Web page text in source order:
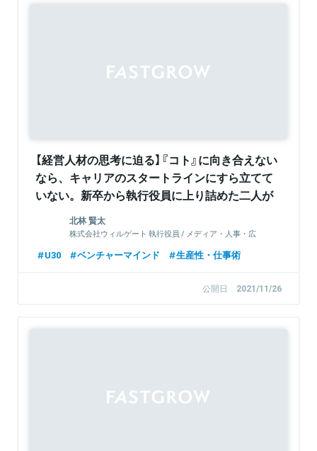
【経営人材の思考に迫る】『コト』に向き合えない
なら、キャリアのスタートラインにすら立てて
いない。新卒から執行役員に上り詰めた二人が
語る、働く上で、成果を出すことより重要な事
北林 賢太
株式会社ウィルゲート 執行役員 / メディア・人事・広
U30 ベンチャーマインド 生産性・仕事術
公開日 2021/11/26